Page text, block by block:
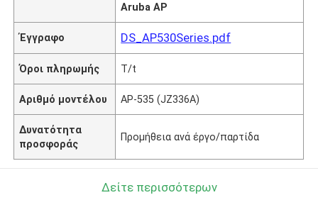
Aruba AP
Έγγραφο DS_AP530Series.pdf
Όροι πληρωμής T/t
Αριθμό μοντέλου AP-535 (JZ336A)
Δυνατότητα
προσφοράς
Προμήθεια ανά έργο/παρτίδα
Δείτε περισσότερων